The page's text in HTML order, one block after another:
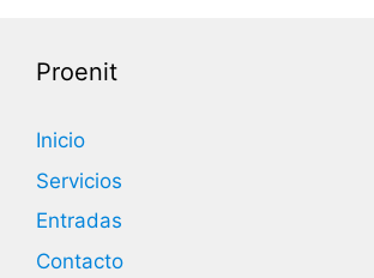
Proenit
Inicio
Servicios
Entradas
Contacto